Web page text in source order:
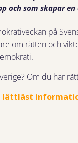
och som skapar
på
om rätten och
Om du har
lättläst